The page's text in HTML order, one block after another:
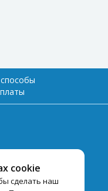
cookie
сделать наш